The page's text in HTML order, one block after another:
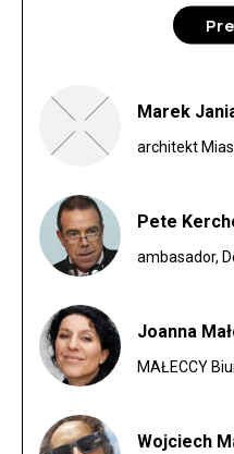
Marek
architekt
Pete
ambasador,
Joanna
MAŁECCY
Wojciech